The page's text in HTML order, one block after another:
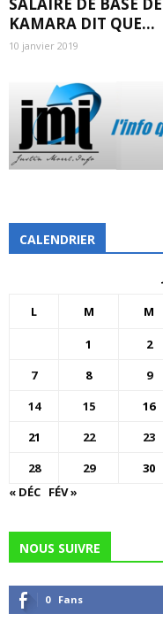
KAMARA DIT QUE...
10 janvier 2019
CALENDRIER
L M M
1 2
7
8 9
14
15 16
21
22 23
28
29 30
« DÉC FÉV »
NOUS SUIVRE
0 Fans